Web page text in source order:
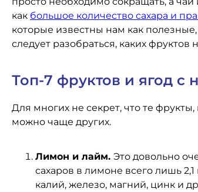
как большое количество сахара и
которые известны нам как
следует разобраться, каких
Топ-7 фруктов и ягод
Для многих не секрет, что те
можно чаще других.
Лимон и лайм. Это довольно
сахаров в лимоне всего лишь
калий, железо, магний, цинк и